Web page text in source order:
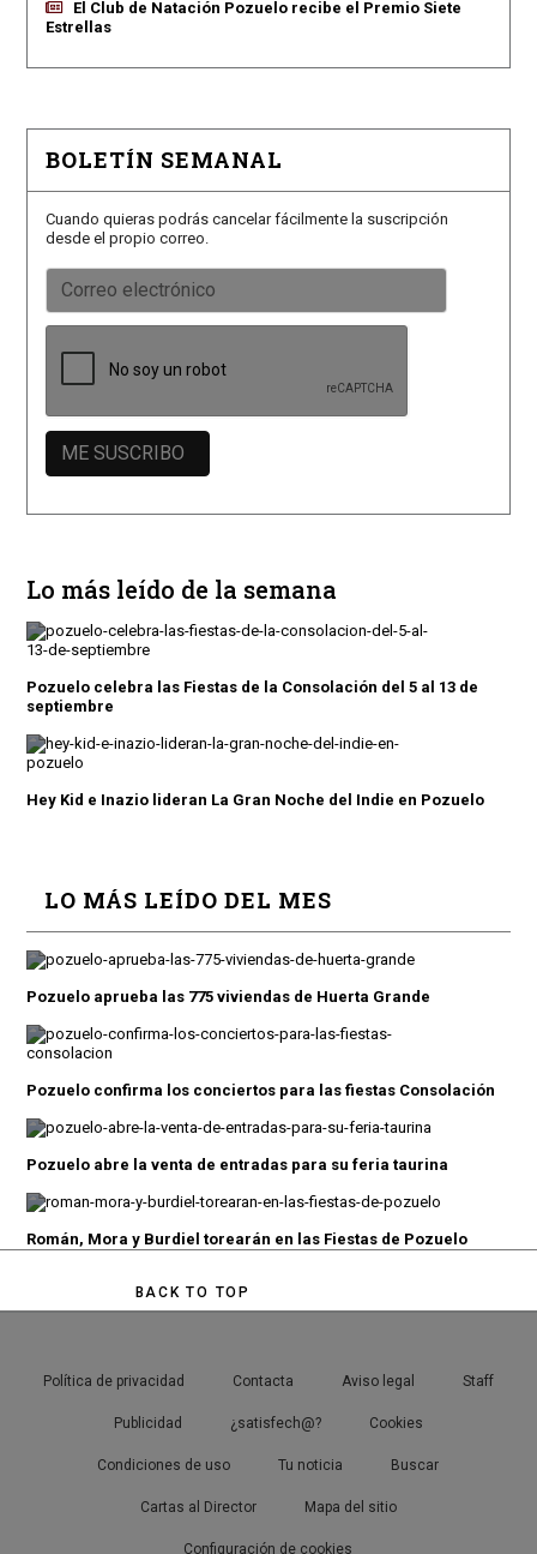
El Club de Natación Pozuelo recibe el Premio Siete
Estrellas
BOLETÍN SEMANAL
Cuando quieras podrás cancelar fácilmente la suscripción
desde el propio correo.
Lo más leído de la semana
Pozuelo celebra las Fiestas de la Consolación del 5 al 13 de
septiembre
Hey Kid e Inazio lideran La Gran Noche del Indie en Pozuelo
LO MÁS LEÍDO DEL MES
Pozuelo aprueba las 775 viviendas de Huerta Grande
Pozuelo confirma los conciertos para las fiestas Consolación
Pozuelo abre la venta de entradas para su feria taurina
Román, Mora y Burdiel torearán en las Fiestas de Pozuelo
BACK TO TOP
Política de privacidad Contacta Aviso legal Staff
Publicidad ¿satisfech@? Cookies
Condiciones de uso Tu noticia Buscar
Cartas al Director Mapa del sitio
Configuración de cookies